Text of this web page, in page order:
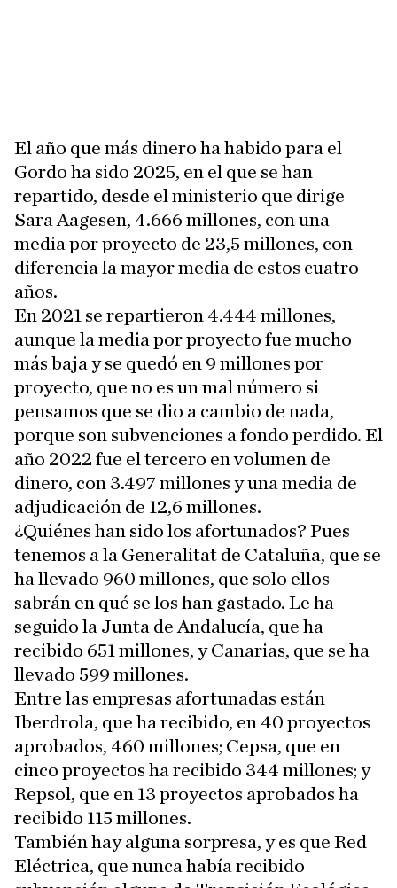
El año que más dinero ha habido para el
Gordo ha sido 2025, en el que se han
repartido, desde el ministerio que dirige
Sara Aagesen, 4.666 millones, con una
media por proyecto de 23,5 millones, con
diferencia la mayor media de estos cuatro
años.
En 2021 se repartieron 4.444 millones,
aunque la media por proyecto fue mucho
más baja y se quedó en 9 millones por
proyecto, que no es un mal número si
pensamos que se dio a cambio de nada,
porque son subvenciones a fondo perdido. El
año 2022 fue el tercero en volumen de
dinero, con 3.497 millones y una media de
adjudicación de 12,6 millones.
¿Quiénes han sido los afortunados? Pues
tenemos a la Generalitat de Cataluña, que se
ha llevado 960 millones, que solo ellos
sabrán en qué se los han gastado. Le ha
seguido la Junta de Andalucía, que ha
recibido 651 millones, y Canarias, que se ha
llevado 599 millones.
Entre las empresas afortunadas están
Iberdrola, que ha recibido, en 40 proyectos
aprobados, 460 millones; Cepsa, que en
cinco proyectos ha recibido 344 millones; y
Repsol, que en 13 proyectos aprobados ha
recibido 115 millones.
También hay alguna sorpresa, y es que Red
Eléctrica, que nunca había recibido